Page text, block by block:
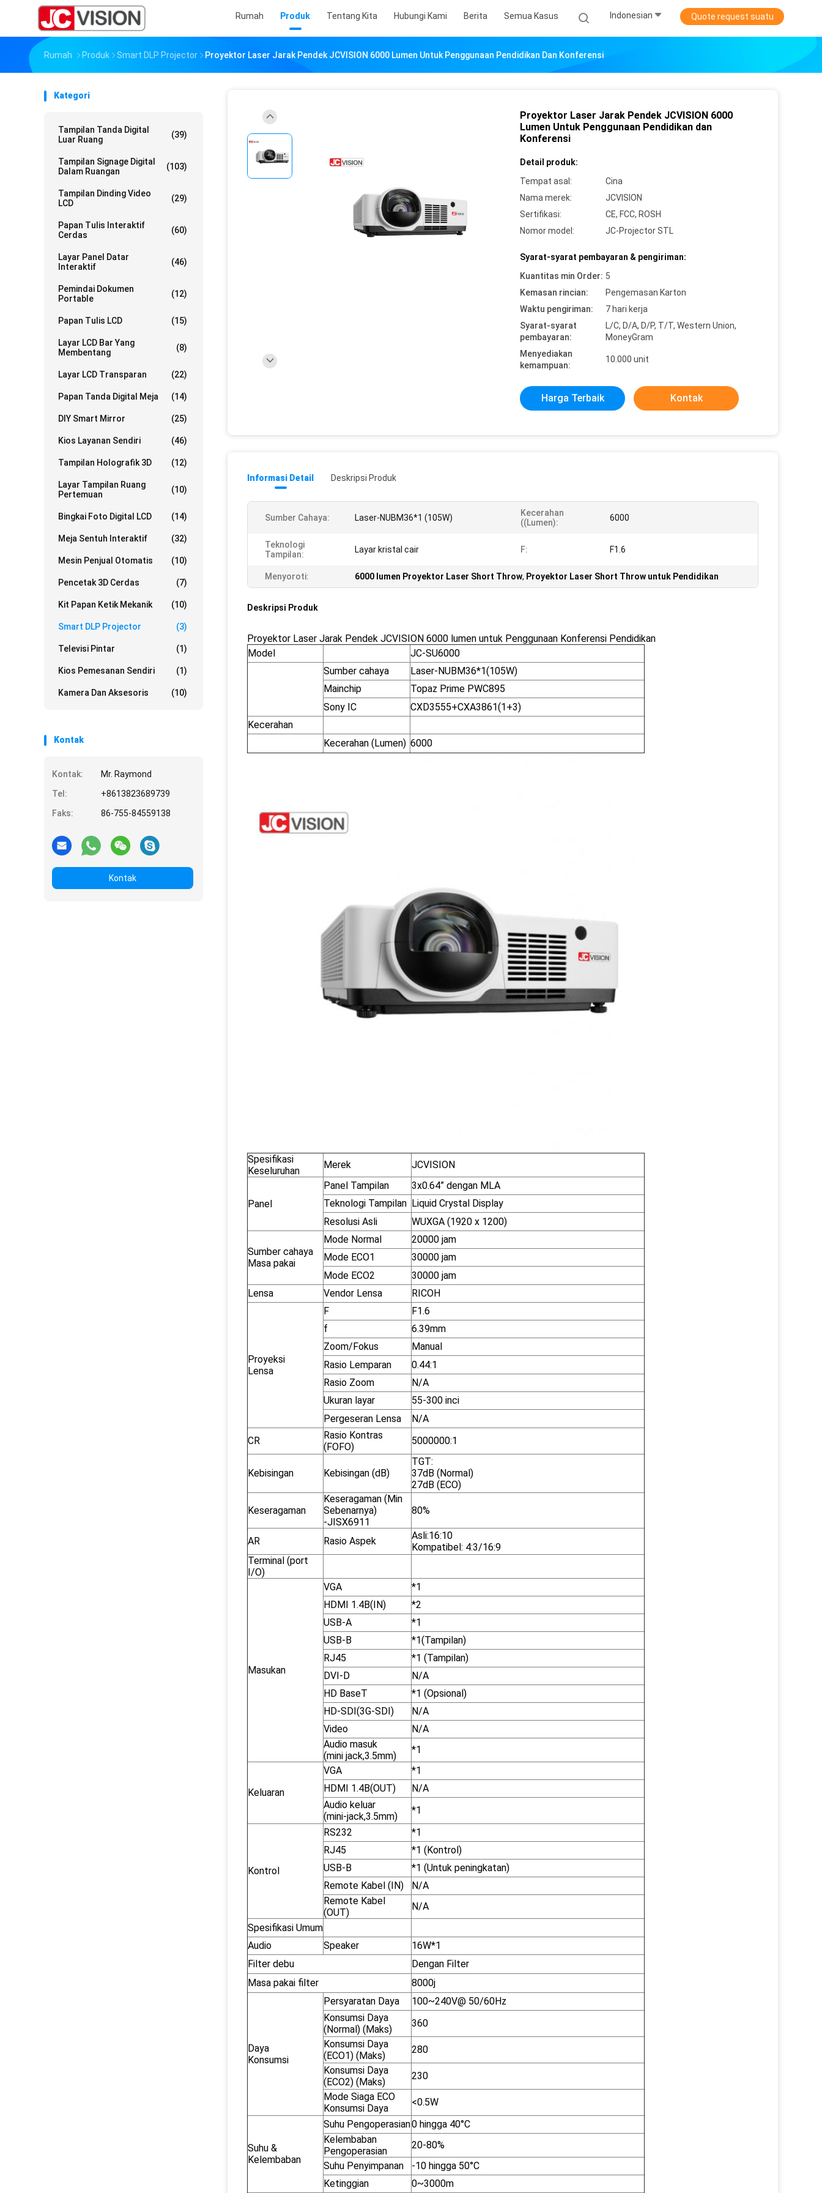
Rumah Produk Tentang Kita Hubungi Kami Berita Semua Kasus Indonesian Quote request suatu
Rumah Produk Smart DLP Projector Proyektor Laser Jarak Pendek JCVISION 6000 Lumen Untuk Penggunaan Pendidikan Dan Konferensi
Kategori
Tampilan Tanda Digital
Luar Ruang
(39)
Tampilan Signage Digital
Dalam Ruangan
(103)
Tampilan Dinding Video
LCD
(29)
Papan Tulis Interaktif
Cerdas
(60)
Layar Panel Datar
Interaktif
(46)
Pemindai Dokumen
Portable
(12)
Papan Tulis LCD (15)
Layar LCD Bar Yang
Membentang
(8)
Layar LCD Transparan (22)
Papan Tanda Digital Meja (14)
DIY Smart Mirror (25)
Kios Layanan Sendiri (46)
Tampilan Holografik 3D (12)
Layar Tampilan Ruang
Pertemuan
(10)
Bingkai Foto Digital LCD (14)
Meja Sentuh Interaktif (32)
Mesin Penjual Otomatis (10)
Pencetak 3D Cerdas (7)
Kit Papan Ketik Mekanik (10)
Smart DLP Projector (3)
Televisi Pintar (1)
Kios Pemesanan Sendiri (1)
Kamera Dan Aksesoris (10)
Kontak
Kontak:
Mr. Raymond
Tel:
+8613823689739
Faks:
86-755-84559138
Kontak
Proyektor Laser Jarak Pendek JCVISION 6000
Lumen Untuk Penggunaan Pendidikan dan
Konferensi
Detail produk:
Tempat asal:
Cina
Nama merek:
JCVISION
Sertifikasi:
CE, FCC, ROSH
Nomor model:
JC-Projector STL
Syarat-syarat pembayaran & pengiriman:
Kuantitas min Order: 5
Kemasan rincian:
Pengemasan Karton
Waktu pengiriman:
7 hari kerja
Syarat-syarat
pembayaran:
L/C, D/A, D/P, T/T, Western Union,
MoneyGram
Menyediakan
kemampuan:
10.000 unit
Harga Terbaik Kontak
Informasi Detail Deskripsi Produk
Sumber Cahaya: Laser-NUBM36*1 (105W)
Kecerahan
((Lumen):
6000
Teknologi
Tampilan:
Layar kristal cair F: F1.6
Menyoroti: 6000 lumen Proyektor Laser Short Throw, Proyektor Laser Short Throw untuk Pendidikan
Deskripsi Produk
Proyektor Laser Jarak Pendek JCVISION 6000 lumen untuk Penggunaan Konferensi Pendidikan
Model
JC-SU6000
Sumber cahaya
Laser-NUBM36*1(105W)
Mainchip
Topaz Prime PWC895
Sony IC
CXD3555+CXA3861(1+3)
Kecerahan
Kecerahan (Lumen) 6000
Spesifikasi
Keseluruhan
Merek JCVISION
Panel
Panel Tampilan
3x0.64” dengan MLA
Teknologi Tampilan Liquid Crystal Display
Resolusi Asli
WUXGA (1920 x 1200)
Sumber cahaya
Masa pakai
Mode Normal
20000 jam
Mode ECO1
30000 jam
Mode ECO2
30000 jam
Lensa
Vendor Lensa RICOH
Proyeksi
Lensa
F
F1.6
f
6.39mm
Zoom/Fokus
Manual
Rasio Lemparan
0.44:1
Rasio Zoom
N/A
Ukuran layar
55-300 inci
Pergeseran Lensa
N/A
CR
Rasio Kontras
(FOFO)
5000000:1
Kebisingan Kebisingan (dB)
TGT:
37dB (Normal)
27dB (ECO)
Keseragaman
Keseragaman (Min
Sebenarnya)
-JISX6911
80%
AR Rasio Aspek
Asli:16:10
Kompatibel: 4:3/16:9
Terminal (port
I/O)
Masukan
VGA
*1
HDMI 1.4B(IN)
*2
USB-A
*1
USB-B
*1(Tampilan)
RJ45
*1 (Tampilan)
DVI-D
N/A
HD BaseT
*1 (Opsional)
HD-SDI(3G-SDI)
N/A
Video
N/A
Audio masuk
(mini jack,3.5mm)
*1
Keluaran
VGA
*1
HDMI 1.4B(OUT)
N/A
Audio keluar
(mini-jack,3.5mm)
*1
Kontrol
RS232
*1
RJ45
*1 (Kontrol)
USB-B
*1 (Untuk peningkatan)
Remote Kabel (IN)
N/A
Remote Kabel
(OUT)
N/A
Spesifikasi Umum
Audio
Speaker
16W*1
Filter debu
Dengan Filter
Masa pakai filter
8000j
Daya
Konsumsi
Persyaratan Daya
100~240V@ 50/60Hz
Konsumsi Daya
(Normal) (Maks)
360
Konsumsi Daya
(ECO1) (Maks)
280
Konsumsi Daya
(ECO2) (Maks)
230
Mode Siaga ECO
Konsumsi Daya
<0.5W
Suhu &
Kelembaban
Suhu Pengoperasian0 hingga 40°C
Kelembaban
Pengoperasian
20-80%
Suhu Penyimpanan
-10 hingga 50°C
Ketinggian
0~3000m